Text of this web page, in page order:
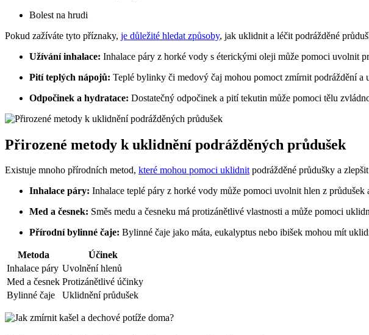
Bolest na hrudi
Pokud zažíváte tyto příznaky, je důležité hledat způsoby, jak uklidnit a léčit podrážděné
Užívání inhalace: Inhalace páry z horké vody s éterickými oleji může pomoci uvolnit
Pití teplých nápojů: Teplé bylinky či medový čaj mohou pomoct zmírnit podráždění a
Odpočinek a hydratace: Dostatečný odpočinek a pití tekutin může pomoci tělu
Přirozené metody k uklidnění podrážděných průdušek
Existuje mnoho přírodních metod, které mohou pomoci uklidnitpodrážděné průdušky a
Inhalace páry: Inhalace teplé páry z horké vody může pomoci uvolnit hlen z průdušek
Med a česnek: Směs medu a česneku má protizánětlivé vlastnosti a může pomoci
Přírodní bylinné čaje: Bylinné čaje jako máta, eukalyptus nebo ibišek mohou mít
Metoda
Účinek
Inhalace páry Uvolnění hlenů
Med a česnek Protizánětlivé účinky
Bylinné čaje
Uklidnění průdušek